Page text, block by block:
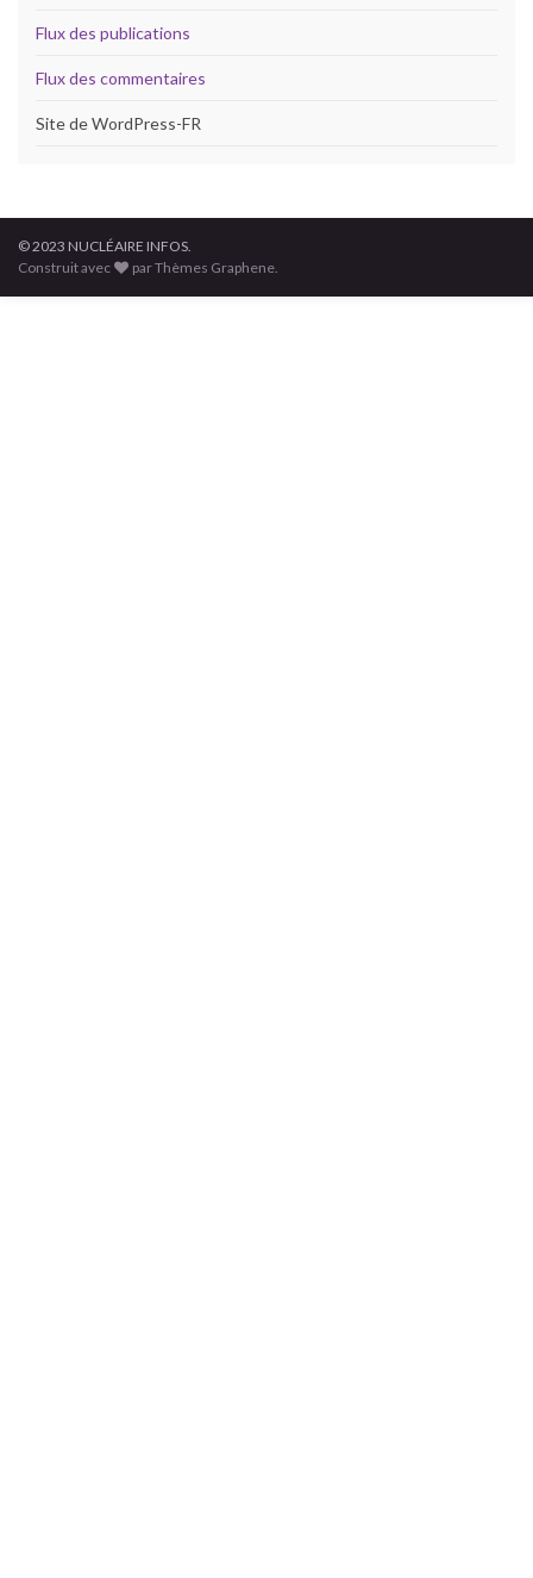
Flux des publications
Flux des commentaires
Site de WordPress-FR
© 2023 NUCLÉAIRE INFOS.
Construit avec
par Thèmes Graphene.